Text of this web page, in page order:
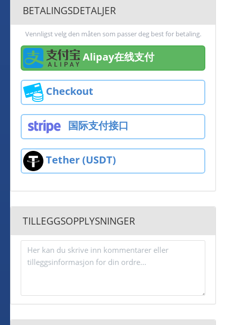
BETALINGSDETALJER
Vennligst velg den måten som passer deg best for betaling.
Alipay在线支付
Checkout
国际支付接口
Tether (USDT)
TILLEGGSOPPLYSNINGER